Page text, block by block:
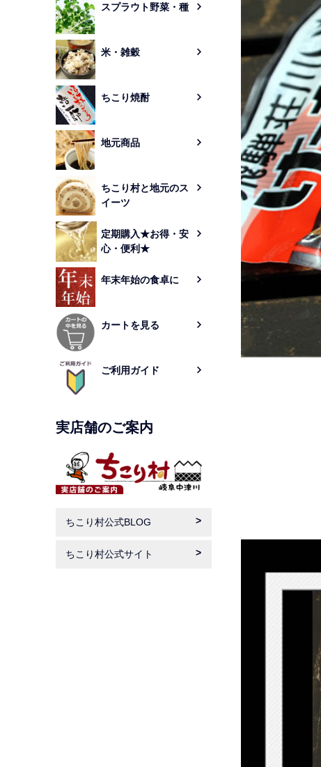
スプラウト野菜・種
米・雑穀
ちこり焼酎
地元商品
ちこり村と地元のス
イーツ
定期購入★お得・安
心・便利★
年末年始の食卓に
カートを見る
ご利用ガイド
実店舗のご案内
ちこり村公式BLOG
ちこり村公式サイト